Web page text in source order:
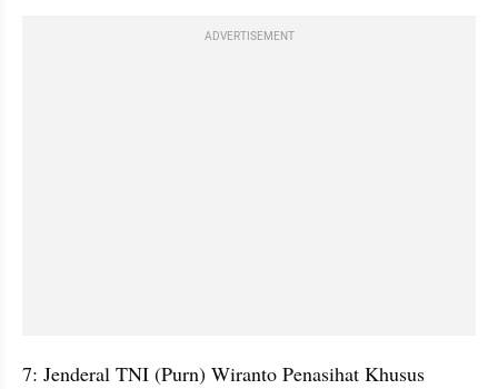
ADVERTISEMENT
7: Jenderal TNI (Purn) Wiranto Penasihat Khusus